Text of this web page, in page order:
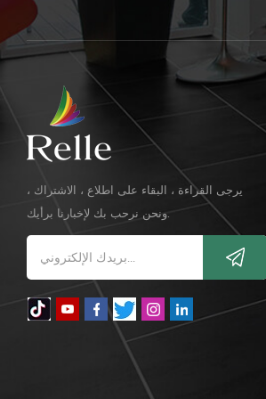
يرجى القراءة ، البقاء على اطلاع ، الاشتراك ،
ونحن نرحب بك لإخبارنا برأيك.